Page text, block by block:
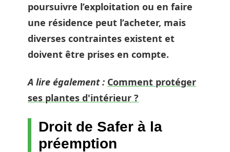
poursuivre l’exploitation ou en faire
une résidence peut l’acheter, mais
diverses contraintes existent et
doivent être prises en compte.
A lire également : Comment protéger
ses plantes d'intérieur ?
Droit de Safer à la
préemption